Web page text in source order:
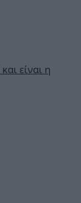
είναι η